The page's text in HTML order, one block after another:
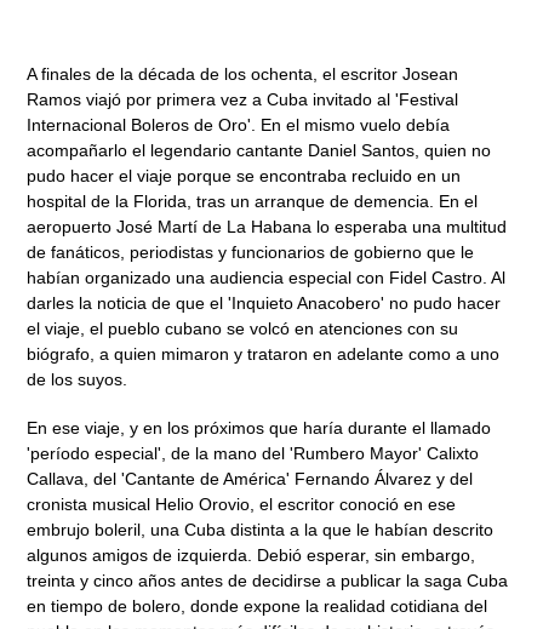
A finales de la década de los ochenta, el escritor Josean
Ramos viajó por primera vez a Cuba invitado al 'Festival
Internacional Boleros de Oro'. En el mismo vuelo debía
acompañarlo el legendario cantante Daniel Santos, quien no
pudo hacer el viaje porque se encontraba recluido en un
hospital de la Florida, tras un arranque de demencia. En el
aeropuerto José Martí de La Habana lo esperaba una multitud
de fanáticos, periodistas y funcionarios de gobierno que le
habían organizado una audiencia especial con Fidel Castro. Al
darles la noticia de que el 'Inquieto Anacobero' no pudo hacer
el viaje, el pueblo cubano se volcó en atenciones con su
biógrafo, a quien mimaron y trataron en adelante como a uno
de los suyos.
En ese viaje, y en los próximos que haría durante el llamado
'período especial', de la mano del 'Rumbero Mayor' Calixto
Callava, del 'Cantante de América' Fernando Álvarez y del
cronista musical Helio Orovio, el escritor conoció en ese
embrujo boleril, una Cuba distinta a la que le habían descrito
algunos amigos de izquierda. Debió esperar, sin embargo,
treinta y cinco años antes de decidirse a publicar la saga Cuba
en tiempo de bolero, donde expone la realidad cotidiana del